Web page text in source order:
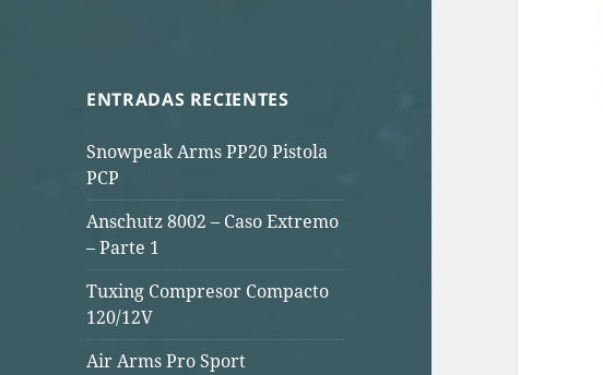
ENTRADAS RECIENTES
Snowpeak Arms PP20 Pistola
PCP
Anschutz 8002 – Caso Extremo
– Parte 1
Tuxing Compresor Compacto
120/12V
Air Arms Pro Sport